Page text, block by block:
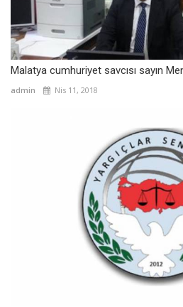
Malatya cumhuriyet savcısı sayın
admin Nis 11, 2018